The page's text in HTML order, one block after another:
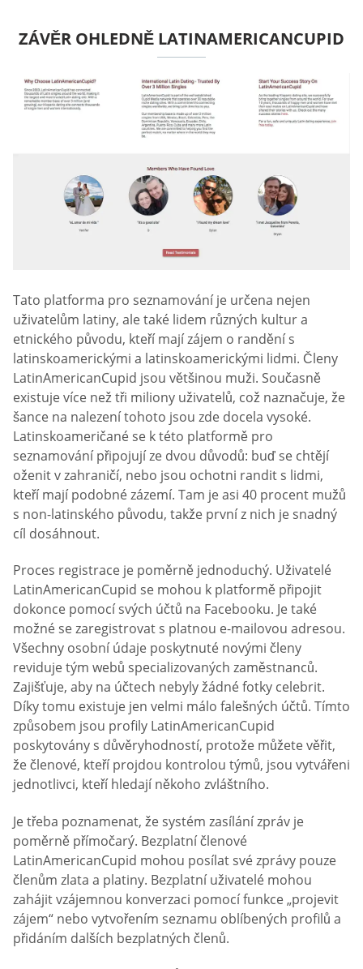
ZÁVĚR OHLEDNĚ LATINAMERICANCUPID
Tato platforma pro seznamování je určena nejen
uživatelům latiny, ale také lidem různých kultur a
etnického původu, kteří mají zájem o randění s
latinskoamerickými a latinskoamerickými lidmi. Členy
LatinAmericanCupid jsou většinou muži. Současně
existuje více než tři miliony uživatelů, což naznačuje, že
šance na nalezení tohoto jsou zde docela vysoké.
Latinskoameričané se k této platformě pro
seznamování připojují ze dvou důvodů: buď se chtějí
oženit v zahraničí, nebo jsou ochotni randit s lidmi,
kteří mají podobné zázemí. Tam je asi 40 procent mužů
s non-latinského původu, takže první z nich je snadný
cíl dosáhnout.
Proces registrace je poměrně jednoduchý. Uživatelé
LatinAmericanCupid se mohou k platformě připojit
dokonce pomocí svých účtů na Facebooku. Je také
možné se zaregistrovat s platnou e-mailovou adresou.
Všechny osobní údaje poskytnuté novými členy
reviduje tým webů specializovaných zaměstnanců.
Zajišťuje, aby na účtech nebyly žádné fotky celebrit.
Díky tomu existuje jen velmi málo falešných účtů. Tímto
způsobem jsou profily LatinAmericanCupid
poskytovány s důvěryhodností, protože můžete věřit,
že členové, kteří projdou kontrolou týmů, jsou vytvářeni
jednotlivci, kteří hledají někoho zvláštního.
Je třeba poznamenat, že systém zasílání zpráv je
poměrně přímočarý. Bezplatní členové
LatinAmericanCupid mohou posílat své zprávy pouze
členům zlata a platiny. Bezplatní uživatelé mohou
zahájit vzájemnou konverzaci pomocí funkce „projevit
zájem“ nebo vytvořením seznamu oblíbených profilů a
přidáním dalších bezplatných členů.